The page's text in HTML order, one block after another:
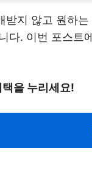
지 않고 원하
다. 이번 포스트
을 누리세요!